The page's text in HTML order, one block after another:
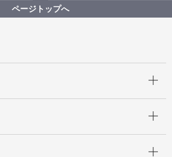
園（かんだいじだいさんこうえん）
ページトップへ